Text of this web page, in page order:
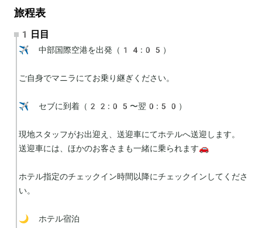
旅程表
1日目
✈️ 中部国際空港を出発（14:05）
ご自身でマニラにてお乗り継ぎください。
✈️ セブに到着（22:05〜翌0:50）
現地スタッフがお出迎え、送迎車にてホテルへ送迎します。
送迎車には、ほかのお客さまも一緒に乗られます🚗
ホテル指定のチェックイン時間以降にチェックインしてくださ
い。
🌙 ホテル宿泊